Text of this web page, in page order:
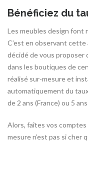
Bénéficiez du
Les meubles design font
C’est en observant
décidé de vous proposer
dans les boutiques de
réalisé sur-mesure et
automatiquement du
de 2 ans (France) ou 5
Alors, faîtes vos
mesure n’est pas si cher